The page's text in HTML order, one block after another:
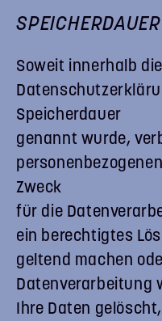
SPEICHERDAUER
Soweit innerhalb
Speicherdauer
genannt wurde,
Zweck
für die
ein berechtigtes
geltend machen
Datenverarbeitung
Ihre Daten